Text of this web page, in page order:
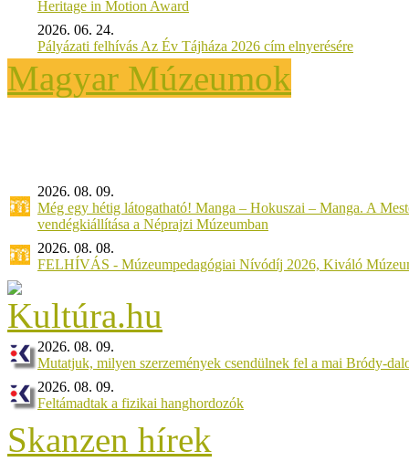
Heritage in Motion Award
2026. 06. 24.
Pályázati felhívás Az Év Tájháza 2026 cím elnyerésére
Magyar Múzeumok
2026. 08. 09.
Még egy hétig látogatható! Manga – Hokuszai – Manga. A
vendégkiállítása a Néprajzi Múzeumban
2026. 08. 08.
FELHÍVÁS - Múzeumpedagógiai Nívódíj 2026, Kiváló
2026. 08. 09.
Mutatjuk, milyen szerzemények csendülnek fel a mai Bródy-
2026. 08. 09.
Feltámadtak a fizikai hanghordozók
Skanzen hírek